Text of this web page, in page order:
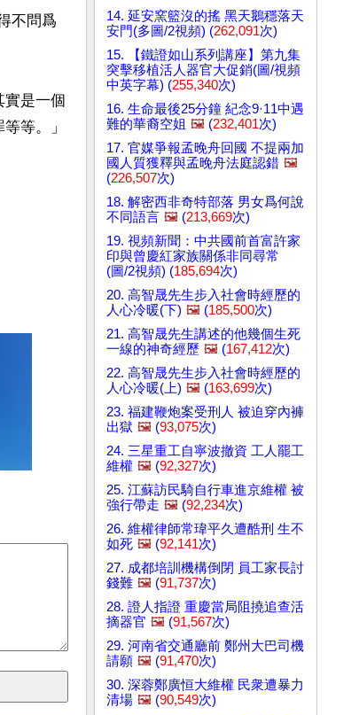
不問爲
實是一個
等。」
14. 延安窯籃沒的搖 黑天鵝穩落天
安門(多圖/2視頻) (262,091次)
15. 【鐵證如山系列講座】第九集
突擊移植活人器官大促銷(圖/視頻
中英字幕) (255,340次)
16. 生命最後25分鐘 紀念9·11中遇
難的華裔空姐 🖼️ (232,401次)
17. 官媒爭報孟晚舟回國 不提兩加
國人質獲釋與孟晚舟法庭認錯 🖼️
(226,507次)
18. 解密西非奇特部落 男女爲何說
不同語言 🖼️ (213,669次)
19. 視頻新聞：中共國前首富許家
印與曾慶紅家族關係非同尋常
(圖/2視頻) (185,694次)
20. 高智晟先生步入社會時經歷的
人心冷暖(下) 🖼️ (185,500次)
21. 高智晟先生講述的他幾個生死
一線的神奇經歷 🖼️ (167,412次)
22. 高智晟先生步入社會時經歷的
人心冷暖(上) 🖼️ (163,699次)
23. 福建鞭炮案受刑人 被迫穿內褲
出獄 🖼️ (93,075次)
24. 三星重工自寧波撤資 工人罷工
維權 🖼️ (92,327次)
25. 江蘇訪民騎自行車進京維權 被
強行帶走 🖼️ (92,234次)
26. 維權律師常瑋平久遭酷刑 生不
如死 🖼️ (92,141次)
27. 成都培訓機構倒閉 員工家長討
錢難 🖼️ (91,737次)
28. 證人指證 重慶當局阻撓追查活
摘器官 🖼️ (91,567次)
29. 河南省交通廳前 鄭州大巴司機
請願 🖼️ (91,470次)
30. 深蓉鄭廣恒大維權 民衆遭暴力
清場 🖼️ (90,549次)